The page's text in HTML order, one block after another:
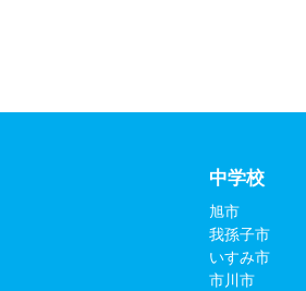
中学校
旭市
我孫子市
いすみ市
市川市